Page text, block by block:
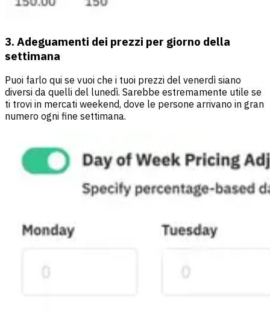
3. Adeguamenti dei prezzi per giorno della
settimana
Puoi farlo qui se vuoi che i tuoi prezzi del venerdì siano
diversi da quelli del lunedì. Sarebbe estremamente utile se
ti trovi in mercati weekend, dove le persone arrivano in gran
numero ogni fine settimana.